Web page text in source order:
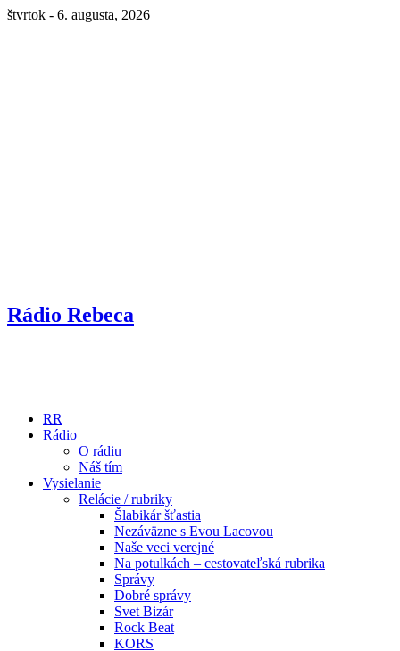
štvrtok - 6. augusta, 2026
Rádio Rebeca
RR
Rádio
O rádiu
Náš tím
Vysielanie
Relácie / rubriky
Šlabikár šťastia
Nezáväzne s Evou Lacovou
Naše veci verejné
Na potulkách – cestovateľská rubrika
Správy
Dobré správy
Svet Bizár
Rock Beat
KORS